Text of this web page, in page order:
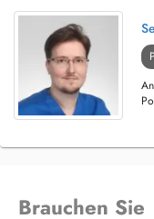
Brauchen Sie